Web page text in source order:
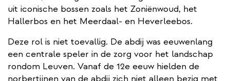
uit iconische bossen zoals het Zoniënwoud, het
Hallerbos en het Meerdaal- en Heverleebos.
Deze rol is niet toevallig. De abdij was eeuwenlang
een centrale speler in de zorg voor het landschap
rondom Leuven. Vanaf de 12e eeuw hielden de
norbertijnen van de abdij zich niet alleen bezig met